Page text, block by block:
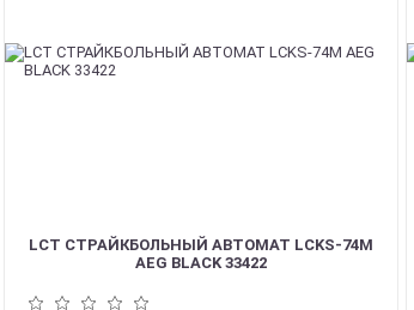
LCT СТРАЙКБОЛЬНЫЙ АВТОМАТ LCKS-74M
AEG BLACK 33422